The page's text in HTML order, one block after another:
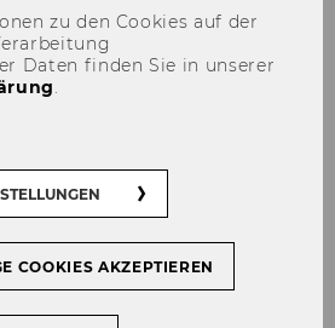
welt­wei­ten Markt­re­cher­
Kon­sum­gü­tern und
800 For­schern vor Ort in
zu den Cookies auf der
Daten finden Sie in unserer
.
COOKIES AKZEPTIEREN